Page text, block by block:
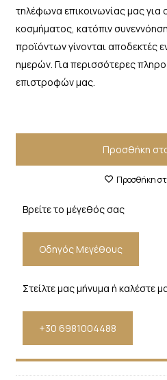
τηλέφωνα επικοινωνίας μας
κοσμήματος, κατόπιν
προϊόντων γίνονται αποδεκτές
ημερών. Για περισσότερες
επιστροφών μας.
Προσθήκη
Προσθήκη
Βρείτε το μέγεθός σας
Οδηγός Μεγέθους
Στείλτε μας μήνυμα ή καλέστε
+30 6981004488